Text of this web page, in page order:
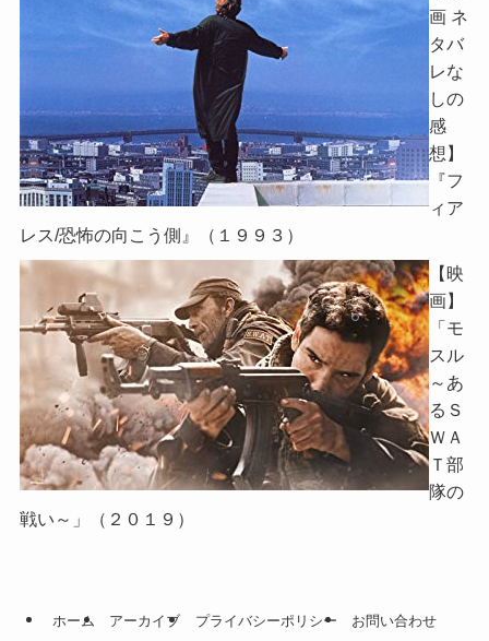
画 ネ
タバ
レな
しの
感
想】
『フ
ィア
レス/恐怖の向こう側』（１９９３）
【映
画】
「モ
スル
～あ
るＳ
ＷＡ
Ｔ部
隊の
戦い～」（２０１９）
ホーム アーカイブ プライバシーポリシー お問い合わせ